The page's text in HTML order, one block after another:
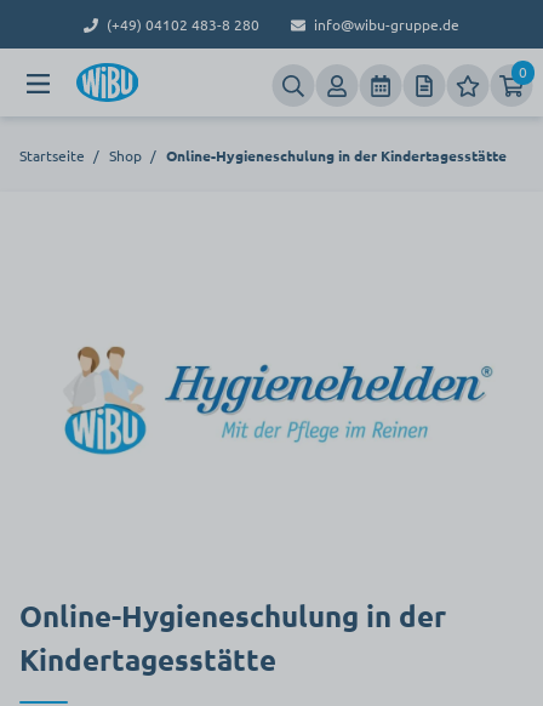
(+49) 04102 483-8 280 info@wibu-gruppe.de
0
Startseite / Shop / Online-Hygieneschulung in der Kindertagesstätte
Online-Hygieneschulung in der
Kindertagesstätte